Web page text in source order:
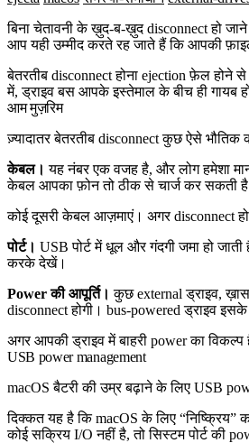
बिना चेतावनी के ख़ुद-ब-ख़ुद disconnect हो
आप यही उम्मीद करते रह जाते हैं कि आपकी
बेतरतीब disconnect होना ejection फ़ेल
में, ड्राइव बस आपके इस्तेमाल के बीच ही गायब
आम मुज़रिम
ज़्यादातर बेतरतीब disconnect कुछ ऐसे
केबल। यह नंबर एक वजह है, और लोग हमेशा
केबल आपका फ़ोन तो ठीक से चार्ज कर सकती है
कोई दूसरी केबल आज़माएं। अगर disconnect
पोर्ट। USB पोर्ट में धूल और गंदगी जमा हो
करके देखें।
Power की आपूर्ति। कुछ external ड्राइव,
disconnect होगी। bus-powered ड्राइव
अगर आपकी ड्राइव में बाहरी power का
USB power management
macOS बैटरी की उम्र बढ़ाने के लिए USB
दिक्कत यह है कि macOS के लिए
कोई सक्रिय I/O नहीं है, तो सिस्टम पोर्ट की